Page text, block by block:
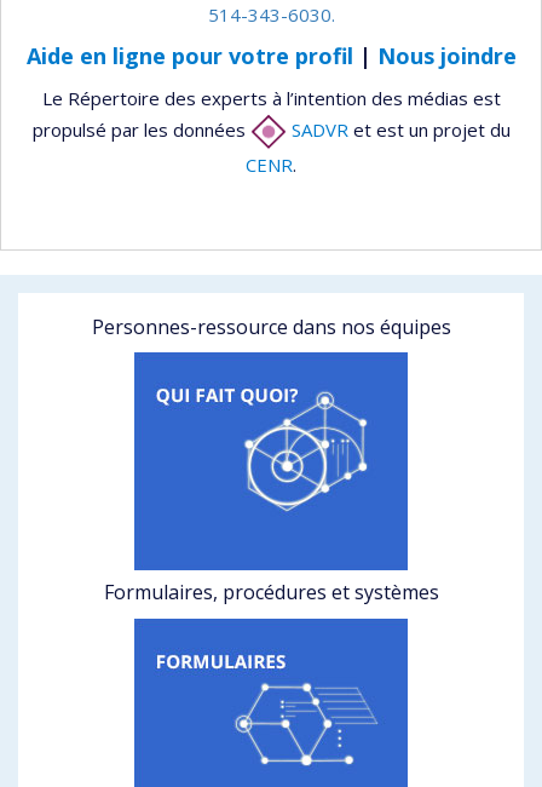
514-343-6030.
Aide en ligne pour votre profil | Nous joindre
Le Répertoire des experts à l’intention des médias est
propulsé par les données
SADVR et est un projet du
CENR.
Personnes-ressource dans nos équipes
Formulaires, procédures et systèmes